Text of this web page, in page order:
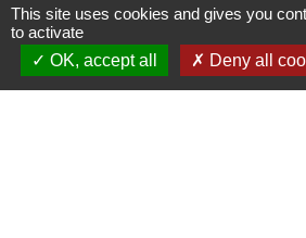
mail :
This site uses cookies and gives you
to activate
OK, accept all
Deny all